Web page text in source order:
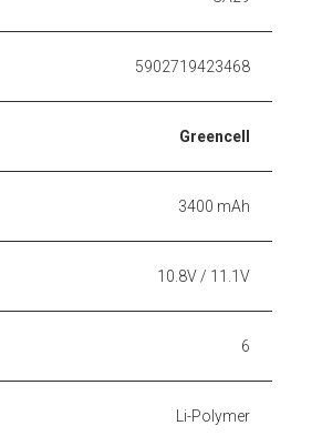
5902719423468
Greencell
3400 mAh
10.8V / 11.1V
6
Li-Polymer